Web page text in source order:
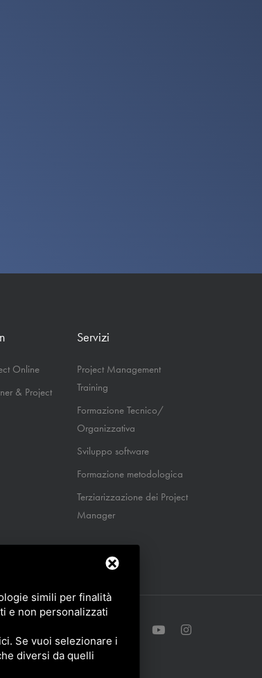
Online
& Project
Servizi
Project Management
Training
Formazione Tecnico/
Organizzativa
Sviluppo software
Formazione metodologica
Terziarizzazione dei Project
Manager
simili per finalità
e non personalizzati
Se vuoi selezionare i
diversi da quelli